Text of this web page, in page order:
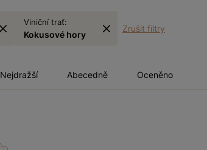
Viniční trať:
Kokusové hory
Zrušit filtry
Nejdražší Abecedně Oceněno